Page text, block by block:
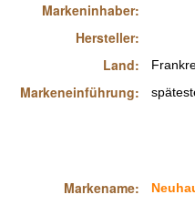
Markeninhaber:
Hersteller:
Land:
Markeneinführung:
Markename: